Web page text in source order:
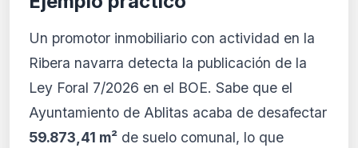
Un promotor inmobiliario con actividad en la
Ribera navarra detecta la publicación de la
Ley Foral 7/2026 en el BOE. Sabe que el
Ayuntamiento de Ablitas acaba de desafectar
59.873,41 m² de suelo comunal, lo que